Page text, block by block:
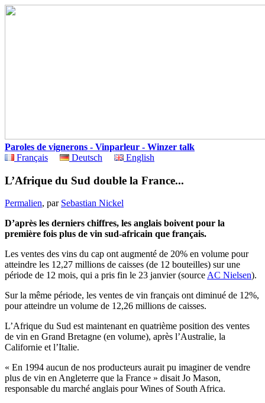
Paroles de vignerons - Vinparleur - Winzer talk
Français
Deutsch English
L’Afrique du Sud double la France...
Permalien, par Sebastian Nickel
D’après les derniers chiffres, les anglais boivent pour la
première fois plus de vin sud-africain que français.
Les ventes des vins du cap ont augmenté de 20% en volume pour
atteindre les 12,27 millions de caisses (de 12 bouteilles) sur une
période de 12 mois, qui a pris fin le 23 janvier (sourceAC Nielsen).
Sur la même période, les ventes de vin français ont diminué de 12%,
pour atteindre un volume de 12,26 millions de caisses.
L’Afrique du Sud est maintenant en quatrième position des ventes
de vin en Grand Bretagne (en volume), après l’Australie, la
Californie et l’Italie.
« En 1994 aucun de nos producteurs aurait pu imaginer de vendre
plus de vin en Angleterre que la France » disait Jo Mason,
responsable du marché anglais pour Wines of South Africa.